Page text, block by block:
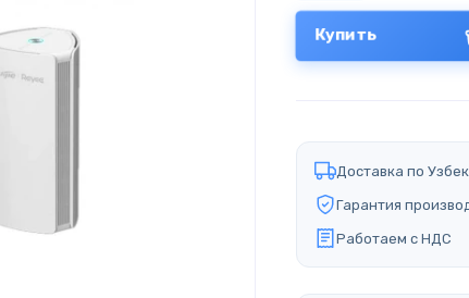
Купить
Доставка по
Гарантия
Работаем с НДС